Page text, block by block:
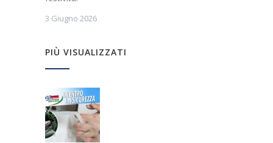
3 Giugno 2026
PIÙ VISUALIZZATI